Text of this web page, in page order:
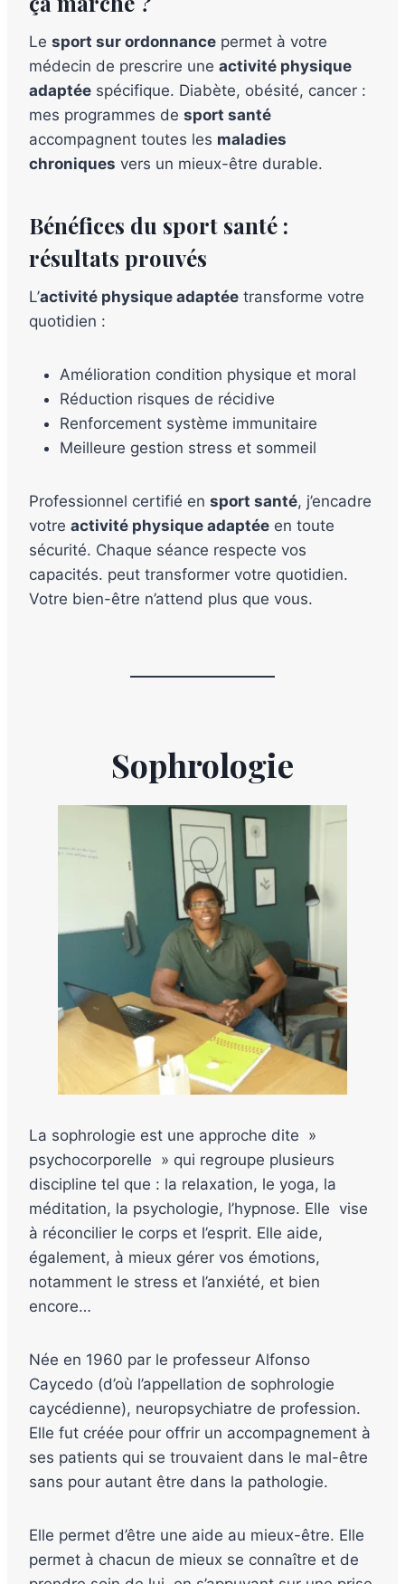
Le sport sur ordonnance permet à votre
médecin de prescrire une activité physique
adaptée spécifique. Diabète, obésité, cancer :
mes programmes de sport santé
accompagnent toutes les maladies
chroniques vers un mieux-être durable.
Bénéfices du sport santé :
résultats prouvés
L’activité physique adaptée transforme votre
quotidien :
Amélioration condition physique et moral
Réduction risques de récidive
Renforcement système immunitaire
Meilleure gestion stress et sommeil
Professionnel certifié en sport santé, j’encadre
votre activité physique adaptée en toute
sécurité. Chaque séance respecte vos
capacités. peut transformer votre quotidien.
Votre bien-être n’attend plus que vous.
Sophrologie
La sophrologie est une approche dite »
psychocorporelle » qui regroupe plusieurs
discipline tel que : la relaxation, le yoga, la
méditation, la psychologie, l’hypnose. Elle vise
à réconcilier le corps et l’esprit. Elle aide,
également, à mieux gérer vos émotions,
notamment le stress et l’anxiété, et bien
encore…
Née en 1960 par le professeur Alfonso
Caycedo (d’où l’appellation de sophrologie
caycédienne), neuropsychiatre de profession.
Elle fut créée pour offrir un accompagnement à
ses patients qui se trouvaient dans le mal-être
sans pour autant être dans la pathologie.
Elle permet d’être une aide au mieux-être. Elle
permet à chacun de mieux se connaître et de